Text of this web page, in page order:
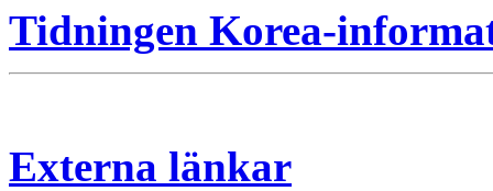
Tidningen Korea-
Externa länkar